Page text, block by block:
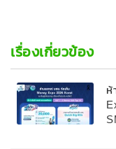
เรื่องเกี่ยวข้อง
ห้